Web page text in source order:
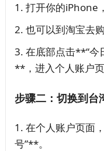
打开你的iPhone
也可以到淘宝去
在底部点击**“今
**，进入个人账户页
步骤二：切换到台
在个人账户页面
号”**。